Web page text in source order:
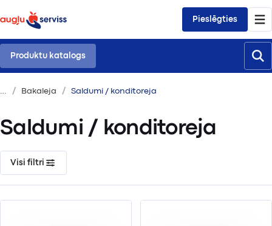
Pieslēgties
Produktu katalogs
Bakaleja Saldumi / konditoreja
Saldumi / konditoreja
Visi filtri